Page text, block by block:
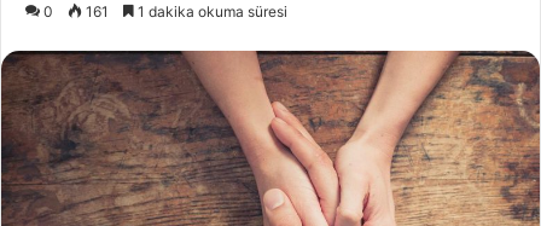
0 161 1 dakika okuma süresi